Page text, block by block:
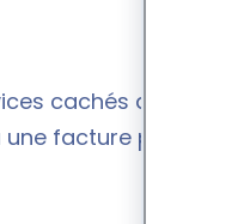
cachés après l'état
facture pour retenir